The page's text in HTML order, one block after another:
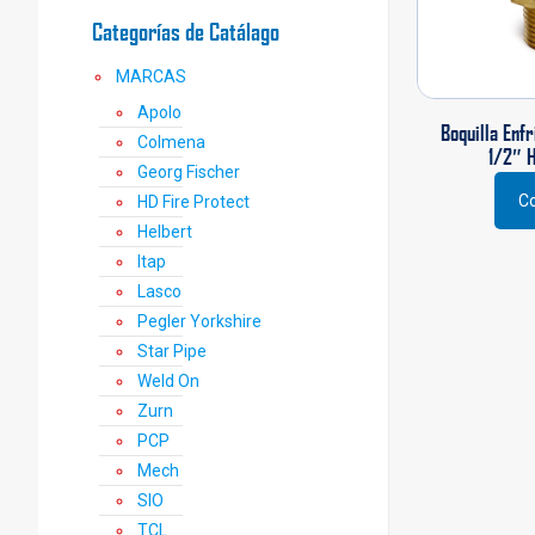
Boquilla
1/2″
Este
Categorías de Catálago
MARCAS
Apolo
Colmena
Georg Fischer
HD Fire Protect
Helbert
Itap
Lasco
Pegler Yorkshire
Star Pipe
Weld On
Zurn
PCP
Mech
SIO
TCL